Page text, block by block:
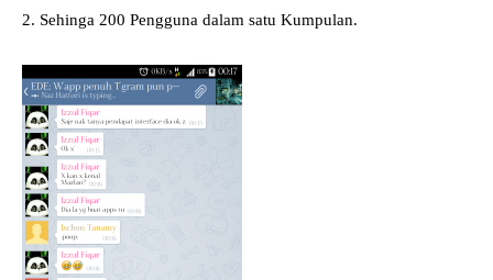
2. Sehinga 200 Pengguna dalam satu Kumpulan.